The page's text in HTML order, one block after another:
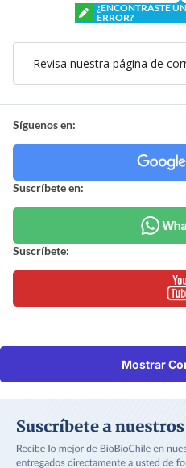
¿ENCONTRASTE UN
ERROR?
Revisa nuestra página de
Síguenos en:
Suscríbete en:
Suscríbete:
Mostrar